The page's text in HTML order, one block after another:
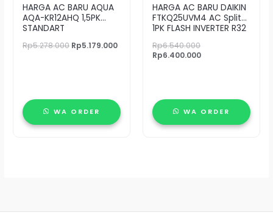
HARGA AC BARU AQUA
AQA-KR12AHQ 1,5PK
STANDART
Rp5.278.000 Rp5.179.000
WA ORDER
HARGA AC BARU DAIKIN
FTKQ25UVM4 AC Split
1PK FLASH INVERTER R32
Rp6.540.000
Rp6.400.000
WA ORDER